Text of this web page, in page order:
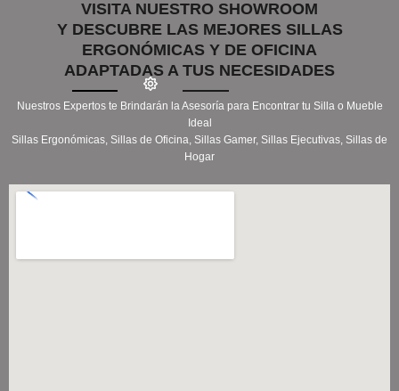
VISITA NUESTRO SHOWROOM
Y DESCUBRE LAS MEJORES SILLAS
ERGONÓMICAS Y DE OFICINA
ADAPTADAS A TUS NECESIDADES
Nuestros Expertos te Brindarán la Asesoría para Encontrar tu Silla o Mueble
Ideal
Sillas Ergonómicas, Sillas de Oficina, Sillas Gamer, Sillas Ejecutivas, Sillas de
Hogar